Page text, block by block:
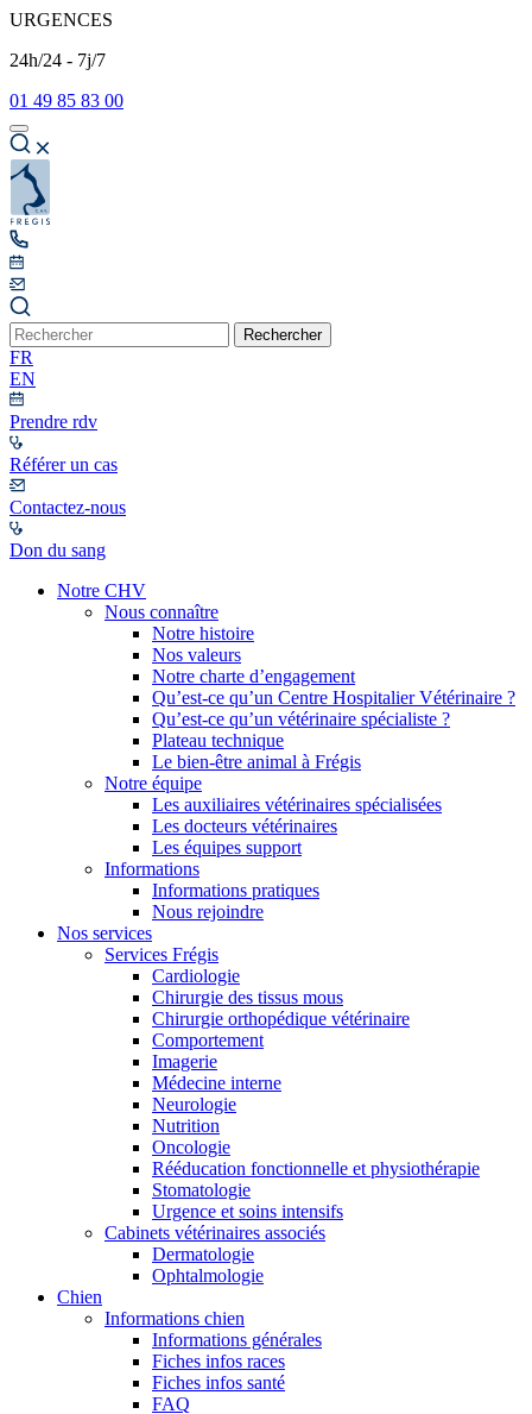
URGENCES
24h/24 - 7j/7
01 49 85 83 00
Rechercher
FR
EN
Prendre rdv
Référer un cas
Contactez-nous
Don du sang
Notre CHV
Nous connaître
Notre histoire
Nos valeurs
Notre charte d’engagement
Qu’est-ce qu’un Centre Hospitalier Vétérinaire ?
Qu’est-ce qu’un vétérinaire spécialiste ?
Plateau technique
Le bien-être animal à Frégis
Notre équipe
Les auxiliaires vétérinaires spécialisées
Les docteurs vétérinaires
Les équipes support
Informations
Informations pratiques
Nous rejoindre
Nos services
Services Frégis
Cardiologie
Chirurgie des tissus mous
Chirurgie orthopédique vétérinaire
Comportement
Imagerie
Médecine interne
Neurologie
Nutrition
Oncologie
Rééducation fonctionnelle et physiothérapie
Stomatologie
Urgence et soins intensifs
Cabinets vétérinaires associés
Dermatologie
Ophtalmologie
Chien
Informations chien
Informations générales
Fiches infos races
Fiches infos santé
FAQ